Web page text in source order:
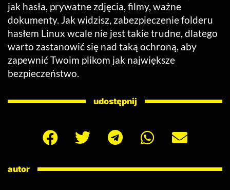
jak hasła, prywatne zdjęcia, filmy, ważne
dokumenty. Jak widzisz, zabezpieczenie folderu
hasłem Linux wcale nie jest takie trudne, dlatego
warto zastanowić się nad taką ochroną, aby
zapewnić Twoim plikom jak największe
bezpieczeństwo.
udostępnij
autor